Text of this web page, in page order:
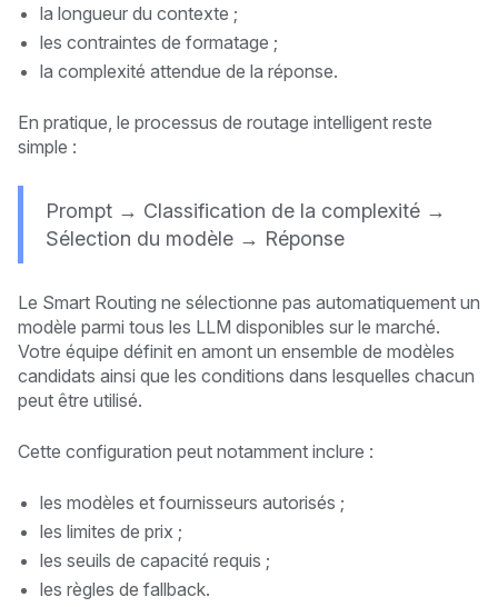
la longueur du contexte ;
les contraintes de formatage ;
la complexité attendue de la réponse.
En pratique, le processus de routage intelligent reste
simple :
Prompt → Classification de la complexité →
Sélection du modèle → Réponse
Le Smart Routing ne sélectionne pas automatiquement un
modèle parmi tous les LLM disponibles sur le marché.
Votre équipe définit en amont un ensemble de modèles
candidats ainsi que les conditions dans lesquelles chacun
peut être utilisé.
Cette configuration peut notamment inclure :
les modèles et fournisseurs autorisés ;
les limites de prix ;
les seuils de capacité requis ;
les règles de fallback.